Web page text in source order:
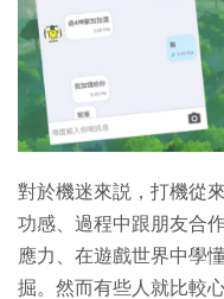
特集
對於機迷來説，打機從
功感、過程中跟朋友合
應力、在遊戲世界中學
掘。然而有些人就比較